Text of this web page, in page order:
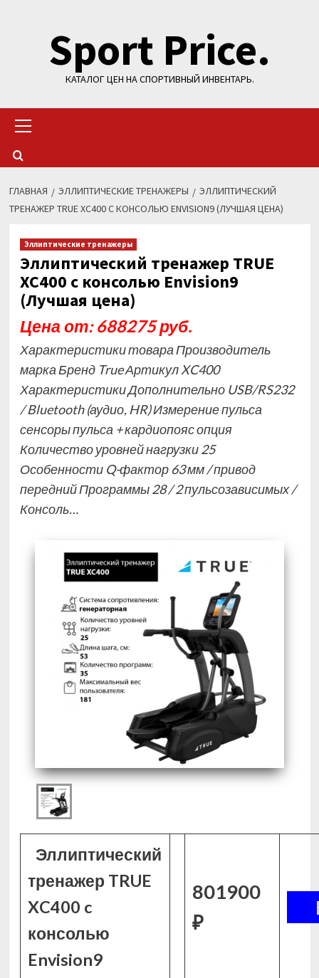
содержимомуSport Price.
КАТАЛОГ ЦЕН НА СПОРТИВНЫЙ ИНВЕНТАРЬ.
меню
ГЛАВНАЯ ЭЛЛИПТИЧЕСКИЕ ТРЕНАЖЕРЫ
ЭЛЛИПТИЧЕСКИЙ
ТРЕНАЖЕР TRUE XC400 C КОНСОЛЬЮ ENVISION9 (ЛУЧШАЯ ЦЕНА)
Эллиптические тренажеры
Эллиптический тренажер TRUE
XC400 c консолью Envision9
(Лучшая цена)
Цена от: 688275 руб.
Характеристики товара Производитель
марка Бренд True Артикул XC400
Характеристики Дополнительно USB/RS232
/ Bluetooth (аудио, HR) Измерение пульса
сенсоры пульса + кардиопояс опция
Количество уровней нагрузки 25
Особенности Q-фактор 63 мм / привод
передний Программы 28 / 2 пульсозависимых /
Консоль…
Эллиптический
тренажер TRUE
XC400 c
консолью
Envision9
801900
₽